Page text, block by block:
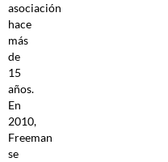
asociación
hace
más
de
15
años.
En
2010,
Freeman
se